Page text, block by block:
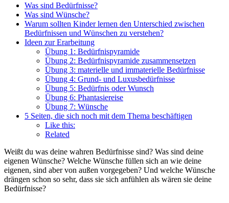
Was sind Bedürfnisse?
Was sind Wünsche?
Warum sollten Kinder lernen den Unterschied zwischen
Bedürfnissen und Wünschen zu verstehen?
Ideen zur Erarbeitung
Übung 1: Bedürfnispyramide
Übung 2: Bedürfnispyramide zusammensetzen
Übung 3: materielle und immaterielle Bedürfnisse
Übung 4: Grund- und Luxusbedürfnisse
Übung 5: Bedürfnis oder Wunsch
Übung 6: Phantasiereise
Übung 7: Wünsche
5 Seiten, die sich noch mit dem Thema beschäftigen
Like this:
Related
Weißt du was deine wahren Bedürfnisse sind? Was sind deine
eigenen Wünsche? Welche Wünsche füllen sich an wie deine
eigenen, sind aber von außen vorgegeben? Und welche Wünsche
drängen schon so sehr, dass sie sich anfühlen als wären sie deine
Bedürfnisse?